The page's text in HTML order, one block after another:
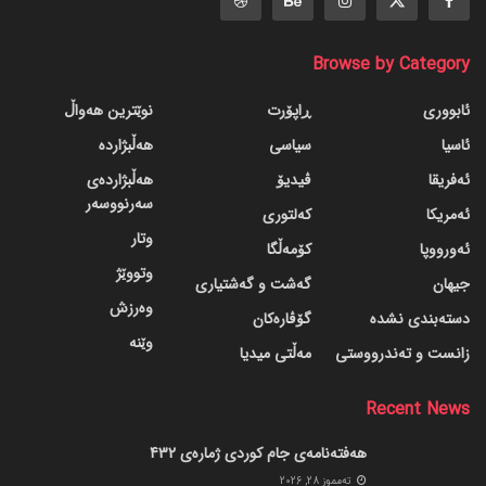
Browse by Category
ئابووری
ئاسیا
ئەفریقا
ئەمریکا
ئەورووپا
جیهان
دسته‌بندی نشده
زانست و تەندرووستی
ڕاپۆرت
سیاسی
ڤیدیۆ
کەلتوری
کۆمەڵگا
گه‌شت و گه‌شتیاری
گۆڤاره‌کان
مەڵتی میدیا
نوێترین هەواڵ
هەڵبژاردە
هەڵبژاردەی
سەرنووسەر
وتار
وتووێژ
وەرزش
وێنە
Recent News
هەفتەنامەی جام کوردی ژمارەی 432
ته‌مموز 28, 2026